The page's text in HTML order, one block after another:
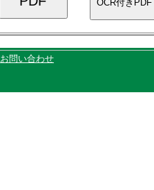
お問い合わせ